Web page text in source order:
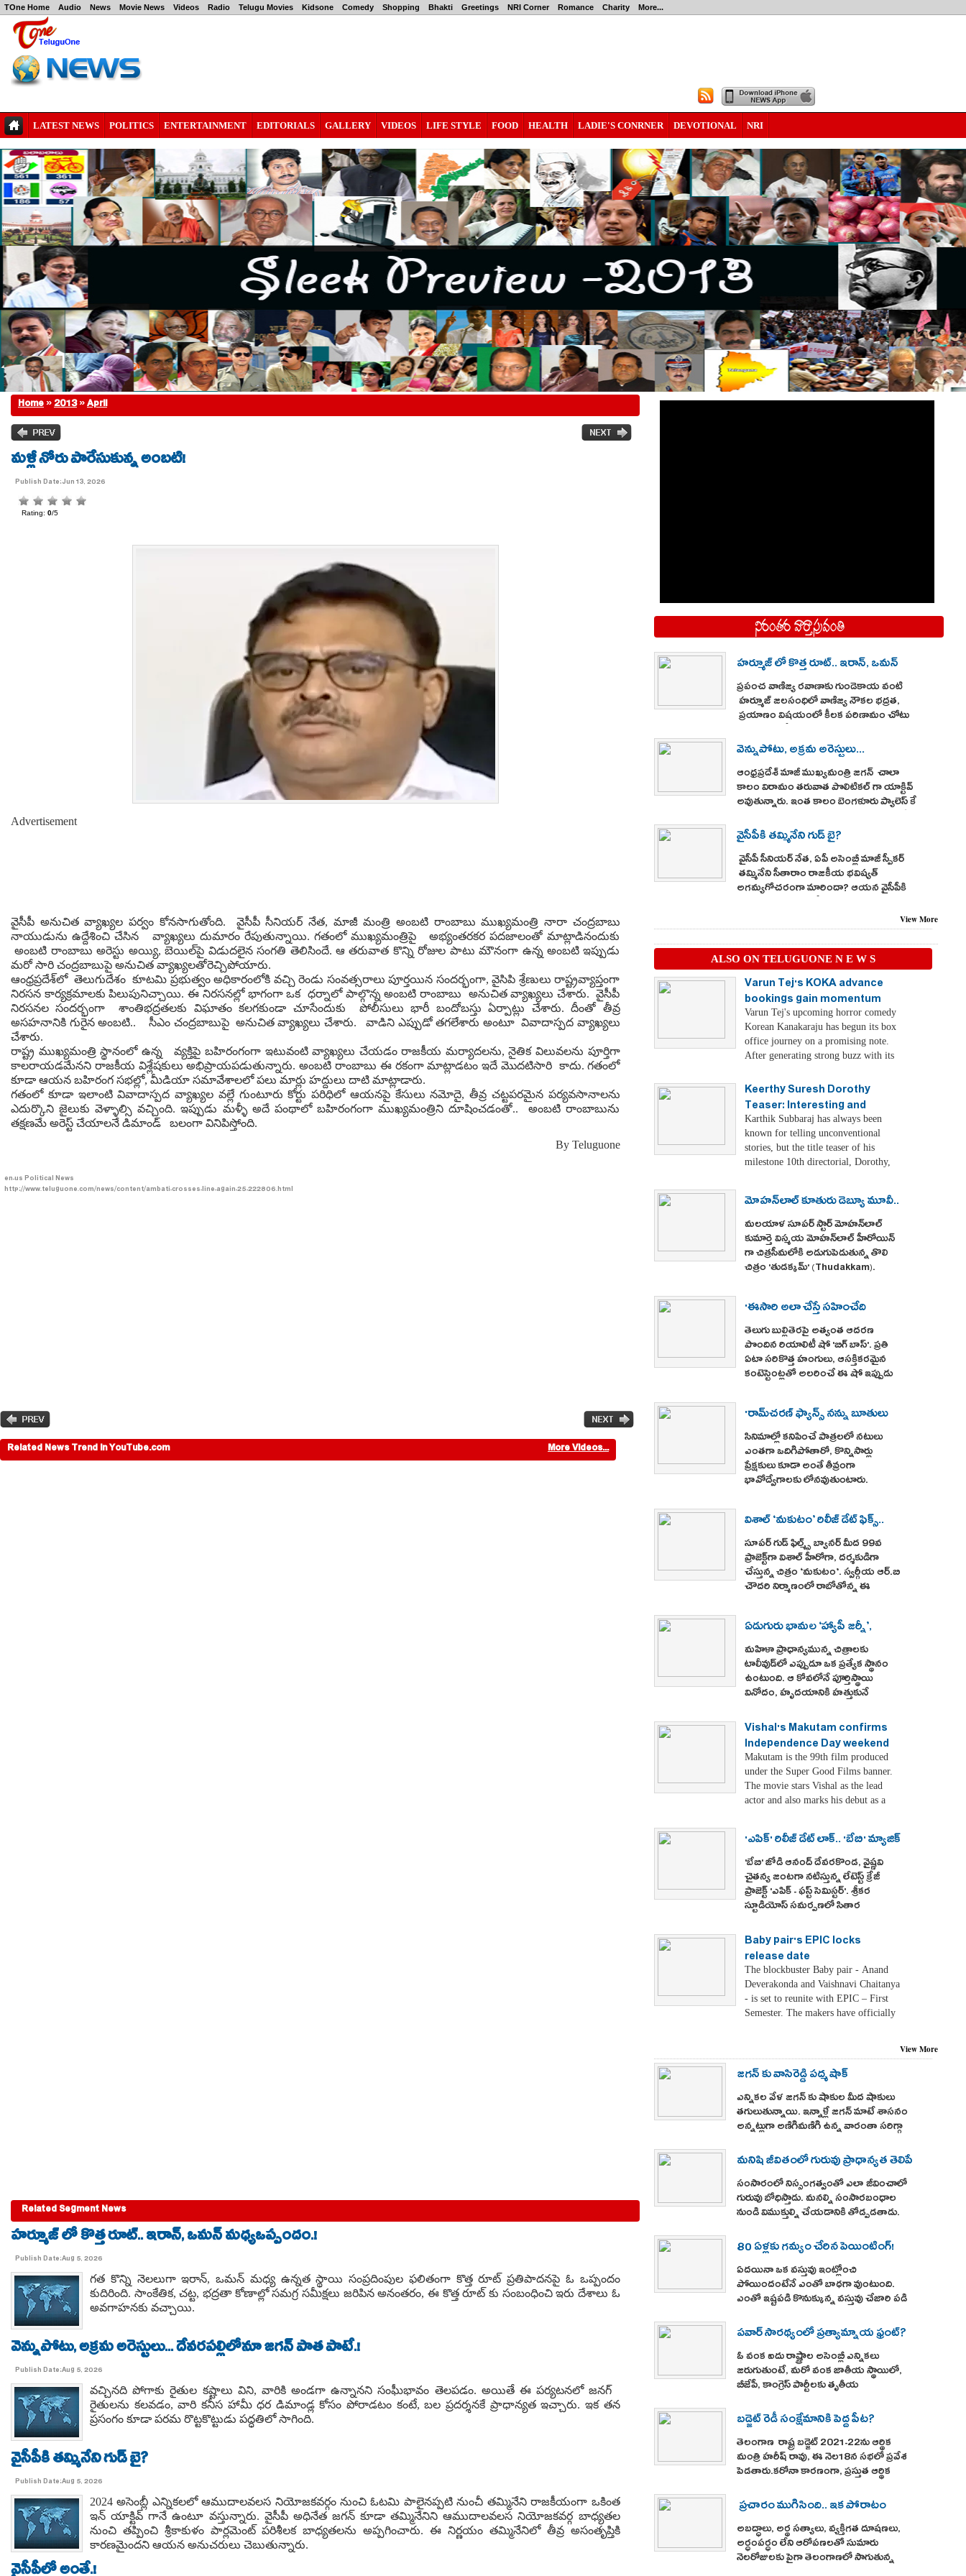
TOne Home Audio News Movie News Videos Radio Telugu Movies Kidsone Comedy Shopping Bhakti Greetings NRI Corner Romance Charity More...
LATEST NEWS POLITICS ENTERTAINMENT EDITORIALS GALLERY VIDEOS LIFE STYLE FOOD HEALTH LADIE'S CONRNER DEVOTIONAL NRI
Home»2013»April
మళ్లీ నోరు పారేసుకున్న అంబటి!
Publish Date:Jun 13, 2026
Advertisement
వైసీపీ అనుచిత వ్యాఖ్యల పర్వం కోనసాగుతోంది. వైసీపీ సీనియర్ నేత, మాజీ మంత్రి అంబటి రాంబాబు ముఖ్యమంత్రి నారా చంద్రబాబు
నాయుడును ఉద్దేశించి చేసిన వ్యాఖ్యలు దుమారం రేపుతున్నాయి. గతంలో ముఖ్యమంత్రిపై అభ్యంతరకర పదజాలంతో మాట్లాడినందుకు
అంబటి రాంబాబు అరెస్టు అయ్యి, బెయిల్‌పై విడుదలైన సంగతి తెలిసిందే. ఆ తరువాత కొన్ని రోజుల పాటు మౌనంగా ఉన్న అంబటి ఇప్పుడు
మరో సారి చంద్రబాబుపై అనుచిత వ్యాఖ్యలతోరెచ్చిపోయారు.
ఆంధ్రప్రదేశ్‌లో తెలుగుదేశం కూటమి ప్రభుత్వం అధికారంలోకి వచ్చి రెండు సంవత్సరాలు పూర్తయిన సందర్భంగా, వైసిపి శ్రేణులు రాష్ట్రవ్యాప్తంగా
నిరసన కార్యక్రమాలకు పిలుపునిచ్చాయి. ఈ నిరసనల్లో భాగంగా ఒక ధర్నాలో పాల్గొన్న అంబటి రాంబాబు అనుచిత వ్యాఖ్యలు చేశారు. వైసీపీ
నిరసనల సందర్భంగా శాంతిభద్రతలకు విఘాతం కలగకుండా చూసేందుకు పోలీసులు భారీ బందోబస్తు ఏర్పాట్లు చేశారు. దీంతో తీవ్ర
అసహనానికి గురైన అంబటి.. సీఎం చంద్రబాబుపై అనుచిత వ్యాఖ్యలు చేశారు. వాడిని ఎప్పుడో తగలేశారు అంటూ వివాదాస్పద వ్యాఖ్యలు
చేశారు.
రాష్ట్ర ముఖ్యమంత్రి స్థానంలో ఉన్న వ్యక్తిపై బహిరంగంగా ఇటువంటి వ్యాఖ్యలు చేయడం రాజకీయ మర్యాదలను, నైతిక విలువలను పూర్తిగా
కాలరాయడమేనని రాజకీయ విశ్లేషకులు అభిప్రాయపడుతున్నారు. అంబటి రాంబాబు ఈ రకంగా మాట్లాడటం ఇదే మొదటిసారి కాదు. గతంలో
కూడా ఆయన బహిరంగ సభల్లో, మీడియా సమావేశాలలో పలు మార్లు హద్దులు దాటి మాట్లాడారు.
గతంలో కూడా ఇలాంటి వివాదాస్పద వ్యాఖ్యల వల్లే గుంటూరు కోర్టు పరిధిలో ఆయనపై కేసులు నమోదై, తీవ్ర చట్టపరమైన పర్యవసానాలను
ఎదుర్కొని జైలుకు వెళ్ళాల్సి వచ్చింది. ఇప్పుడు మళ్ళీ అదే పంథాలో బహిరంగంగా ముఖ్యమంత్రిని దూషించడంతో.. అంబటి రాంబాబును
తక్షణమే అరెస్ట్ చేయాలనే డిమాండ్ బలంగా వినిపిస్తోంది.
By Teluguone
en-usPolitical News
http://www.teluguone.com/news/content/ambati-crosses-line-again-25-222806.html
Related Segment News
హర్మూజ్ లో కొత్త రూట్.. ఇరాన్, ఒమన్ మధ్యఒప్పందం.!
Publish Date:Aug 5, 2026
గత కొన్ని నెలలుగా ఇరాన్, ఒమన్ మధ్య ఉన్నత స్థాయి సంప్రదింపుల ఫలితంగా కొత్త రూట్ ప్రతిపాదనపై ఓ ఒప్పందం
కుదిరింది. సాంకేతిక, చట్ట, భద్రతా కోణాల్లో సమగ్ర సమీక్షలు జరిపిన అనంతరం, ఈ కొత్త రూట్ కు సంబంధించి ఇరు దేశాలు ఓ
అవగాహనకు వచ్చాయి.
వెన్నుపోటు, అక్రమ అరెస్టులు... దేవరపల్లిలోనూ జగన్ పాత పాటే.!
Publish Date:Aug 5, 2026
వచ్చినది పోగాకు రైతుల కష్టాలు విని, వారికి అండగా ఉన్నానని సంఘీభావం తెలపడం. అయితే ఈ పర్యటనలో జనగ్
రైతులను కలవడం, వారి కనీస హామీ ధర డిమాండ్ల కోసం పోరాడటం కంటే, బల ప్రదర్శనకే ప్రాధాన్యత ఇచ్చారు. ఇక తన
ప్రసంగం కూడా పరమ రొట్టకొట్టుడు పద్ధతిలో సాగింది.
వైసీపీకి తమ్మినేని గుడ్ బై?
Publish Date:Aug 5, 2026
2024 అసెంబ్లీ ఎన్నికలలో ఆముదాలవలస నియోజకవర్గం నుంచి ఓటమి పాలైనప్పటి నుంచీ తమ్మినేని రాజకీయంగా ఒకింత
ఇన్ యాక్టివ్ గానే ఉంటూ వస్తున్నారు. వైసీపీ అధినేత జగన్ కూడా తమ్మినేనిని ఆముదాలవలస నియోజకవర్గ బాధ్యతల
నుంచి తప్పించి శ్రీకాకుళం పార్లమెంట్ పరిశీలక బాధ్యతలను అప్పగించారు. ఈ నిర్ణయం తమ్మినేనిలో తీవ్ర అసంతృప్తికి
కారణమైందని ఆయన అనుచరులు చెబుతున్నారు.